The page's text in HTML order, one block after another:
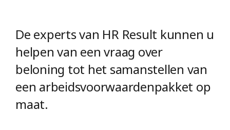
De experts van HR Result kunnen u
helpen van een vraag over
beloning tot het samanstellen van
een arbeidsvoorwaardenpakket op
maat.